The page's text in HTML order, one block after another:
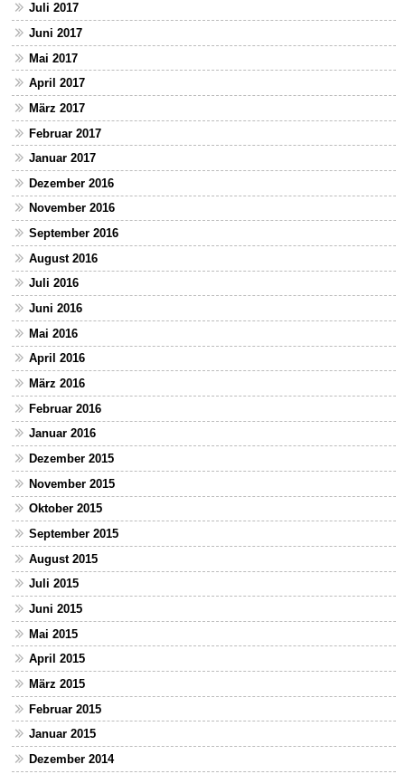
Juli 2017
Juni 2017
Mai 2017
April 2017
März 2017
Februar 2017
Januar 2017
Dezember 2016
November 2016
September 2016
August 2016
Juli 2016
Juni 2016
Mai 2016
April 2016
März 2016
Februar 2016
Januar 2016
Dezember 2015
November 2015
Oktober 2015
September 2015
August 2015
Juli 2015
Juni 2015
Mai 2015
April 2015
März 2015
Februar 2015
Januar 2015
Dezember 2014